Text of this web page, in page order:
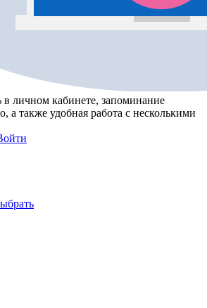
в личном кабинете, запоминание
, а также удобная работа с несколькими